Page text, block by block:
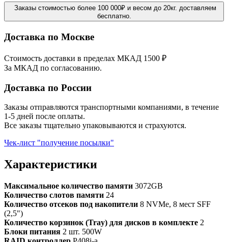
Заказы стоимостью более 100 000₽ и весом до 20кг. доставляем
бесплатно.
Доставка по Москве
Стоимость доставки в пределах МКАД 1500 ₽
За МКАД по согласованию.
Доставка по России
Заказы отправляются транспортными компаниями, в течение
1-5 дней после оплаты.
Все заказы тщательно упаковываются и страхуются.
Чек-лист "получение посылки"
Характеристики
Максимальное количество памяти 3072GB
Количество слотов памяти 24
Количество отсеков под накопители 8 NVMe, 8 мест SFF
(2,5")
Количество корзинок (Tray) для дисков в комплекте 2
Блоки питания 2 шт. 500W